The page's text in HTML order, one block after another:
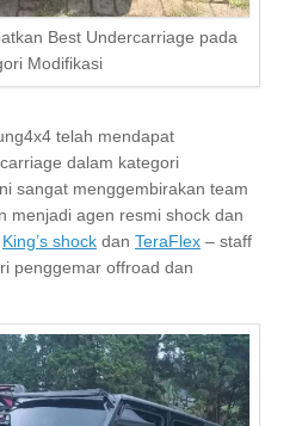
Best Undercarriage pada
Modifikasi
telah mendapat
dalam kategori
sangat menggembirakan team
menjadi agen resmi shock dan
King’s shock dan TeraFlex – staff
penggemar offroad dan